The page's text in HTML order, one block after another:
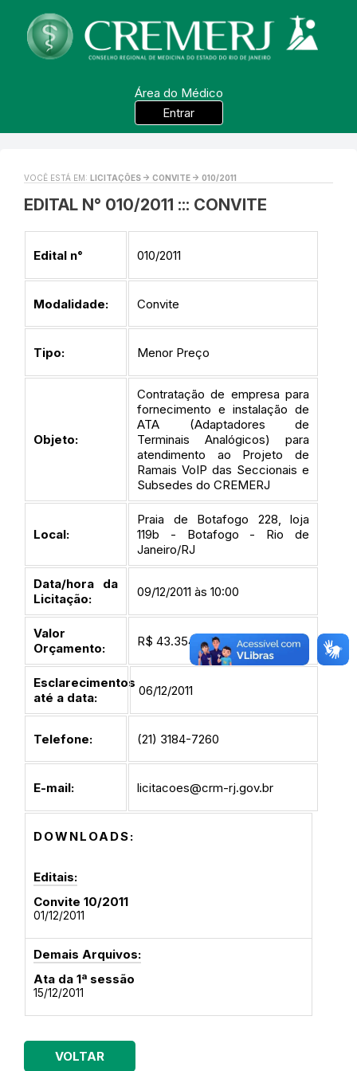
Área do Médico
Entrar
VOCÊ ESTÁ EM: LICITAÇÕES -> CONVITE -> 010/2011
EDITAL N° 010/2011 ::: CONVITE
Edital n° 010/2011
Modalidade: Convite
Tipo: Menor Preço
Objeto:
Contratação de empresa para
fornecimento e instalação de
ATA (Adaptadores de
Terminais Analógicos) para
atendimento ao Projeto de
Ramais VoIP das Seccionais e
Subsedes do CREMERJ
Local:
Praia de Botafogo 228, loja
119b - Botafogo - Rio de
Janeiro/RJ
Data/hora da
Licitação:
09/12/2011 às 10:00
Valor
Orçamento:
R$ 43.354,00
Esclarecimentos
até a data:
06/12/2011
Telefone: (21) 3184-7260
E-mail: licitacoes@crm-rj.gov.br
DOWNLOADS:
Editais:
Convite 10/2011
01/12/2011
Demais Arquivos:
Ata da 1ª sessão
15/12/2011
VOLTAR